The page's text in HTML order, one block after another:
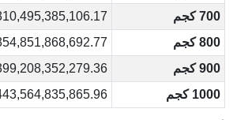
700 كجم
800 كجم
900 كجم
1000 كجم